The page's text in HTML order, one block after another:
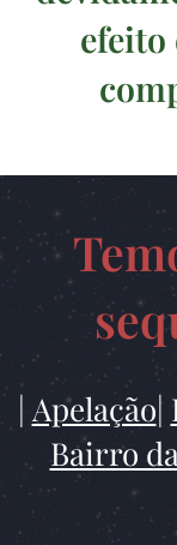
efeito
| Apelação|
Bairro